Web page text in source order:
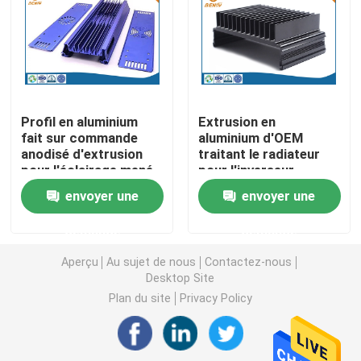
Pièces de rotation de commande numérique par
Clôtures électroniques faites sur commande
Pièces en plastique faites sur commande d'injection
la lingotière de moulage mécanique sous pression
Les pièces d'auto de moulage mécanique sous
Profil en aluminium
fait sur commande
anodisé d'extrusion
pour l'éclairage mené
par aquarium
envoyer une
Extrusion en
aluminium d'OEM
traitant le radiateur
pour l'inverseur
photovoltaïque
envoyer une
Aperçu Au sujet de nous
Contactez-nous
Desktop Site
Plan du site
Privacy Policy